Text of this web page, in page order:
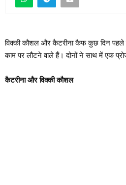
विक्की कौशल और कैटरीना कैफ कुछ दिन पहले
काम पर लौटने वाले हैं। दोनों ने साथ में एक
कैटरीना और विक्की कौशल